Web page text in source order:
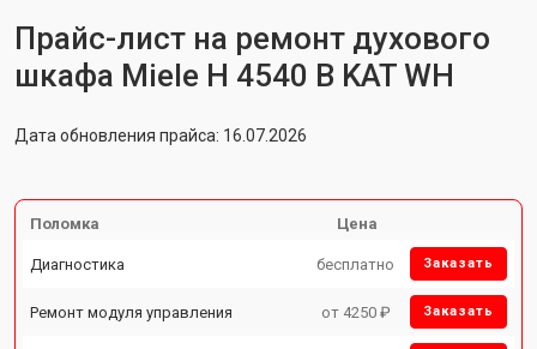
Прайс-лист на ремонт духового
шкафа Miele H 4540 B KAT WH
Дата обновления прайса: 16.07.2026
Поломка Цена
Диагностика бесплатно Заказать
Ремонт модуля управления от 4250 ₽ Заказать